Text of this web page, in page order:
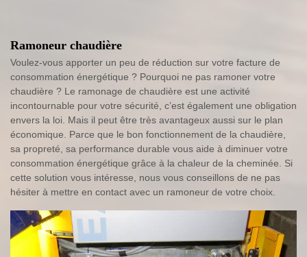
Ramoneur chaudière
Voulez-vous apporter un peu de réduction sur votre facture de
consommation énergétique ? Pourquoi ne pas ramoner votre
chaudière ? Le ramonage de chaudière est une activité
incontournable pour votre sécurité, c’est également une obligation
envers la loi. Mais il peut être très avantageux aussi sur le plan
économique. Parce que le bon fonctionnement de la chaudière,
sa propreté, sa performance durable vous aide à diminuer votre
consommation énergétique grâce à la chaleur de la cheminée. Si
cette solution vous intéresse, nous vous conseillons de ne pas
hésiter à mettre en contact avec un ramoneur de votre choix.